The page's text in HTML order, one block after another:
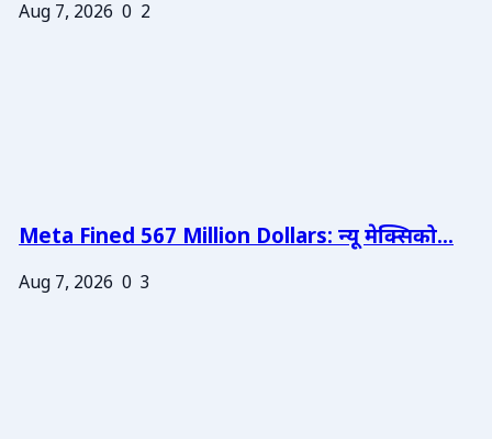
Aug 7, 2026 0 2
Meta Fined 567 Million Dollars: न्यू मेक्सिको...
Aug 7, 2026 0 3